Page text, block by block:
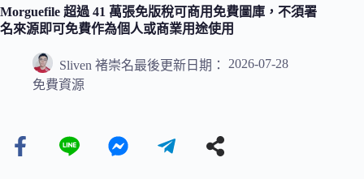
Morguefile 超過 41 萬張免版稅可商用免費圖庫，不須署
名來源即可免費作為個人或商業用途使用
Sliven 褚崇名最後更新日期：
2026-07-28
免費資源